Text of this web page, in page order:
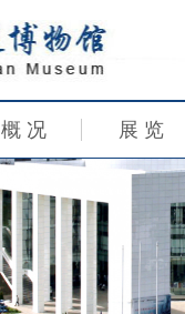
概 况 展 览